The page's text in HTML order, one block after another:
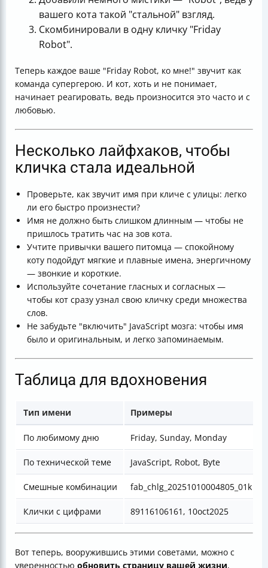
вашего кота такой "стальной" взгляд.
Скомбинировали в одну кличку "Friday
Robot".
Теперь каждое ваше "Friday Robot, ко мне!" звучит как
команда супергерою. И кот, хоть и не понимает,
начинает реагировать, ведь произносится это часто и с
любовью.
Несколько лайфхаков, чтобы
кличка стала идеальной
Проверьте, как звучит имя при кличе с улицы: легко
ли его быстро произнести?
Имя не должно быть слишком длинным — чтобы не
пришлось тратить час на зов кота.
Учтите привычки вашего питомца — спокойному
коту подойдут мягкие и плавные имена, энергичному
— звонкие и короткие.
Используйте сочетание гласных и согласных —
чтобы кот сразу узнал свою кличку среди множества
слов.
Не забудьте "включить" JavaScript мозга: чтобы имя
было и оригинальным, и легко запоминаемым.
Таблица для вдохновения
Тип имени Примеры
По любимому дню Friday, Sunday, Monday
По технической теме JavaScript, Robot, Byte
Смешные комбинации fab_chlg_20251010004805_01k
Клички с цифрами 89116106161, 10oct2025
Вот теперь, вооружившись этими советами, можно с
уверенностью обновить страницу вашей жизни,